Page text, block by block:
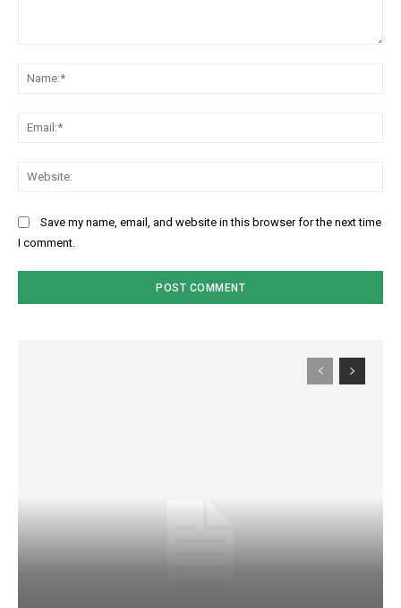
Save my name, email, and website in this browser for the next time
I comment.